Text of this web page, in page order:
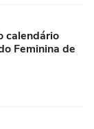
calendário
Feminina de